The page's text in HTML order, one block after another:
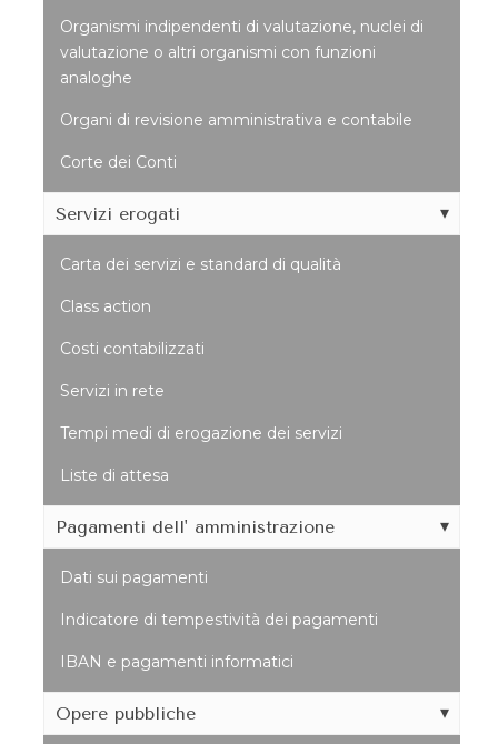
Organismi indipendenti di valutazione, nuclei di
valutazione o altri organismi con funzioni
analoghe
Organi di revisione amministrativa e contabile
Corte dei Conti
Servizi erogati
Carta dei servizi e standard di qualità
Class action
Costi contabilizzati
Servizi in rete
Tempi medi di erogazione dei servizi
Liste di attesa
Pagamenti dell' amministrazione
Dati sui pagamenti
Indicatore di tempestività dei pagamenti
IBAN e pagamenti informatici
Opere pubbliche